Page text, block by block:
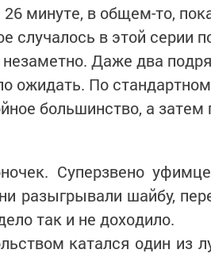
минуте, в общем-то,
случалось в этой
Даже два
ожидать. По
большинство, а затем
Суперзвено
разыгрывали шайбу,
так и не доходило.
катался один из